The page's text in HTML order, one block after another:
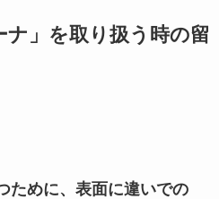
ナ」を取り扱う時の留
ために、表面に違いでの